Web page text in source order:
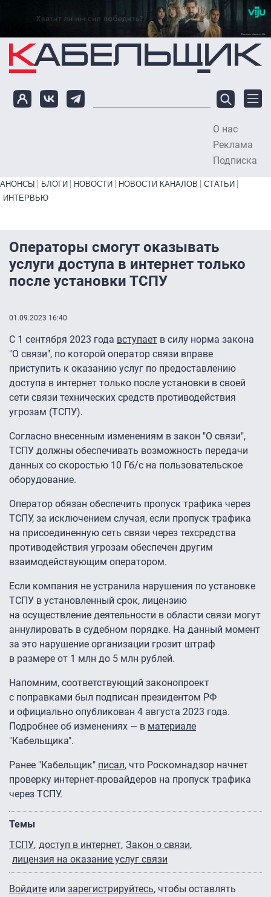
Перейти к основному содержанию
О нас
Реклама
Подписка
Primary links bottom
АНОНСЫ БЛОГИ НОВОСТИ НОВОСТИ КАНАЛОВ
СТАТЬИ
ИНТЕРВЬЮ
Операторы смогут оказывать
услуги доступа в интернет только
после установки ТСПУ
01.09.2023 16:40
С 1 сентября 2023 года вступает в силу норма закона
"О связи", по которой оператор связи вправе
приступить к оказанию услуг по предоставлению
доступа в интернет только после установки в своей
сети связи технических средств противодействия
угрозам (ТСПУ).
Согласно внесенным изменениям в закон "О связи",
ТСПУ должны обеспечивать возможность передачи
данных со скоростью 10 Гб/с на пользовательское
оборудование.
Оператор обязан обеспечить пропуск трафика через
ТСПУ, за исключением случая, если пропуск трафика
на присоединенную сеть связи через техсредства
противодействия угрозам обеспечен другим
взаимодействующим оператором.
Если компания не устранила нарушения по установке
ТСПУ в установленный срок, лицензию
на осуществление деятельности в области связи могут
аннулировать в судебном порядке. На данный момент
за это нарушение организации грозит штраф
в размере от 1 млн до 5 млн рублей.
Напомним, соответствующий законопроект
с поправками был подписан президентом РФ
и официально опубликован 4 августа 2023 года.
Подробнее об изменениях — в материале
"Кабельщика".
Ранее "Кабельщик" писал, что Роскомнадзор начнет
проверку интернет-провайдеров на пропуск трафика
через ТСПУ.
Темы
ТСПУ доступ в интернет Закон о связи
лицензия на оказание услуг связи
Войдите или зарегистрируйтесь, чтобы оставлять